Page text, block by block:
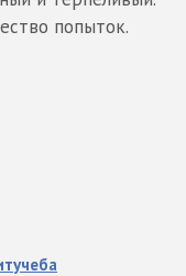
попыток.